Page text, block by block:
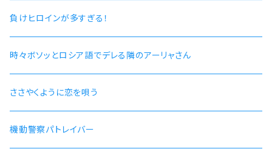
負けヒロインが多すぎる！
時々ボソッとロシア語でデレる隣のアーリャさん
ささやくように恋を唄う
機動警察パトレイバー